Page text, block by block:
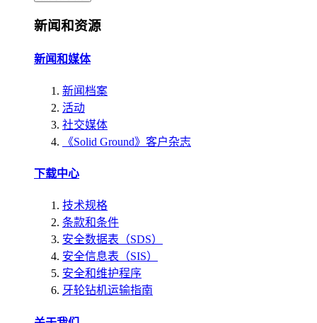
新闻和资源
新闻和媒体
新闻档案
活动
社交媒体
《Solid Ground》客户杂志
下载中心
技术规格
条款和条件
安全数据表（SDS）
安全信息表（SIS）
安全和维护程序
牙轮钻机运输指南